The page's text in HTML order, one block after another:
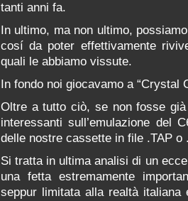
tanti anni fa.
In ultimo, ma non ultimo,
cosí da poter effettivamente
quali le abbiamo vissute.
In fondo noi giocavamo a “Crystal
Oltre a tutto ciò, se non fosse
interessanti sull’emulazione del
delle nostre cassette in file .TAP o
Si tratta in ultima analisi di un
una fetta estremamente
seppur limitata alla realtà